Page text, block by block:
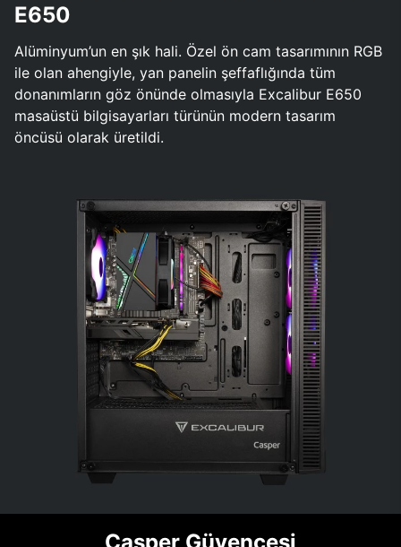
E650
Alüminyum’un en şık hali. Özel ön cam tasarımının RGB
ile olan ahengiyle, yan panelin şeffaflığında tüm
donanımların göz önünde olmasıyla Excalibur E650
masaüstü bilgisayarları türünün modern tasarım
öncüsü olarak üretildi.